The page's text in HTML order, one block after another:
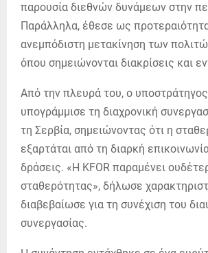
παρουσία διεθνών δυνάμεων στην
Παράλληλα, έθεσε ως
ανεμπόδιστη μετακίνηση των
όπου σημειώνονται διακρίσεις και
Από την πλευρά του, ο
υπογράμμισε τη διαχρονική
τη Σερβία, σημειώνοντας ότι η
εξαρτάται από τη διαρκή
δράσεις. «Η KFOR παραμένει
σταθερότητας», δήλωσε
διαβεβαίωσε για τη συνέχιση του
συνεργασίας.